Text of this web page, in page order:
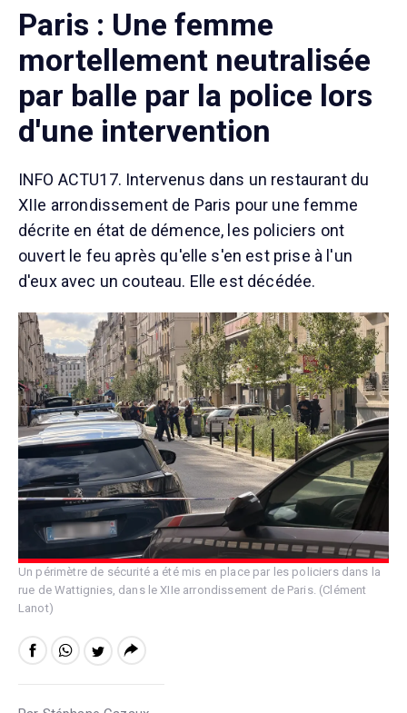
Paris : Une femme
mortellement neutralisée
par balle par la police lors
d'une intervention
INFO ACTU17. Intervenus dans un restaurant du
XIIe arrondissement de Paris pour une femme
décrite en état de démence, les policiers ont
ouvert le feu après qu'elle s'en est prise à l'un
d'eux avec un couteau. Elle est décédée.
Un périmètre de sécurité a été mis en place par les policiers dans la
rue de Wattignies, dans le XIIe arrondissement de Paris. (Clément
Lanot)